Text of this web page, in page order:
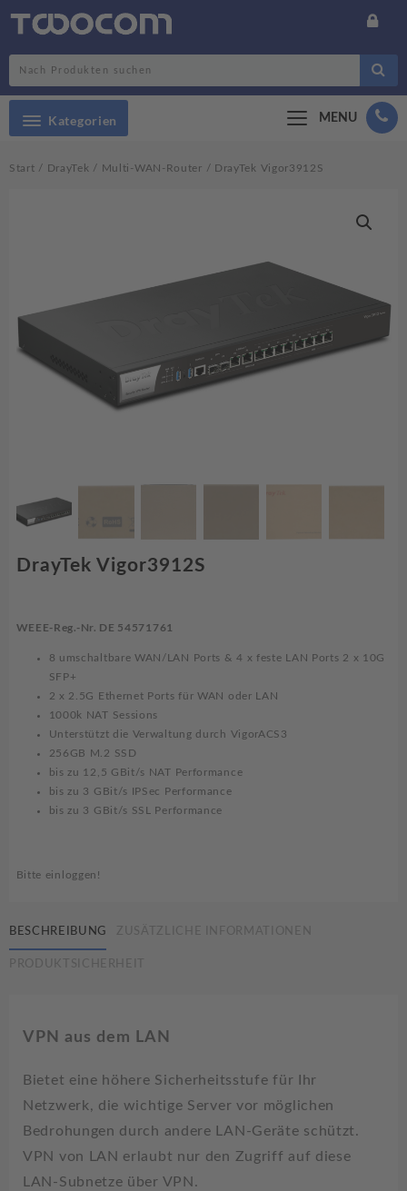
Kategorien MENU
Start / DrayTek / Multi-WAN-Router / DrayTek Vigor3912S
DrayTek Vigor3912S
WEEE-Reg.-Nr. DE 54571761
8 umschaltbare WAN/LAN Ports & 4 x feste LAN Ports 2 x 10G
SFP+
2 x 2.5G Ethernet Ports für WAN oder LAN
1000k NAT Sessions
Unterstützt die Verwaltung durch VigorACS3
256GB M.2 SSD
bis zu 12,5 GBit/s NAT Performance
bis zu 3 GBit/s IPSec Performance
bis zu 3 GBit/s SSL Performance
Bitte einloggen!
BESCHREIBUNG ZUSÄTZLICHE INFORMATIONEN
PRODUKTSICHERHEIT
VPN aus dem LAN
Bietet eine höhere Sicherheitsstufe für Ihr
Netzwerk, die wichtige Server vor möglichen
Bedrohungen durch andere LAN-Geräte schützt.
VPN von LAN erlaubt nur den Zugriff auf diese
LAN-Subnetze über VPN.